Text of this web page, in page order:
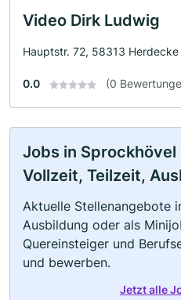
Video Dirk Ludwig
Hauptstr. 72, 58313 Herdecke
0.0 (0
Jobs in Sprockhövel
Vollzeit, Teilzeit,
Aktuelle Stellenangebote
Ausbildung oder als
Quereinsteiger und
und bewerben.
Jetzt alle